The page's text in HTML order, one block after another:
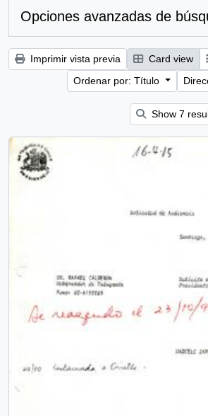
Opciones avanzadas de
Imprimir vista previa Card view
Ordenar por: Título
Show 7